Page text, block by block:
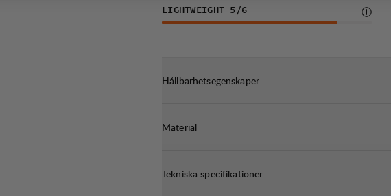
LIGHTWEIGHT 5 /6
Hållbarhetsegenskaper
Material
Tekniska specifikationer